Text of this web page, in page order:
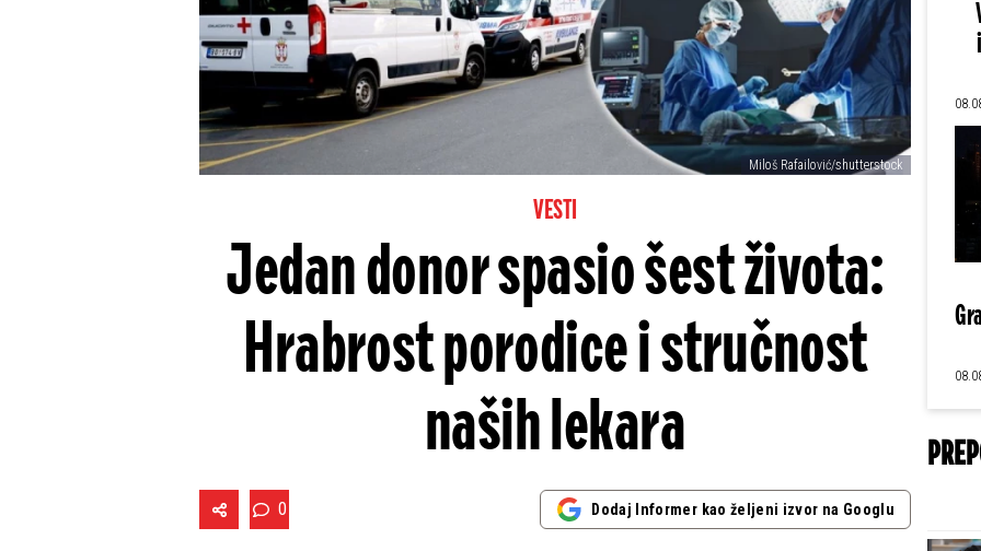
Miloš Rafailović/shutterstock
VESTI
Jedan donor spasio šest života:
Hrabrost porodice i stručnost
naših lekara
0 Dodaj Informer kao željeni izvor na Googlu